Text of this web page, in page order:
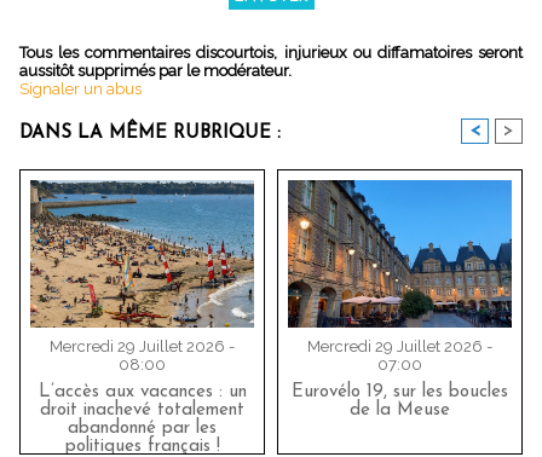
Tous les commentaires discourtois, injurieux ou diffamatoires seront
aussitôt supprimés par le modérateur.
Signaler un abus
DANS LA MÊME RUBRIQUE : < >
Mercredi 29 Juillet 2026 -
08:00
L’accès aux vacances : un
droit inachevé totalement
abandonné par les
politiques français !
Mercredi 29 Juillet 2026 -
07:00
Eurovélo 19, sur les boucles
de la Meuse